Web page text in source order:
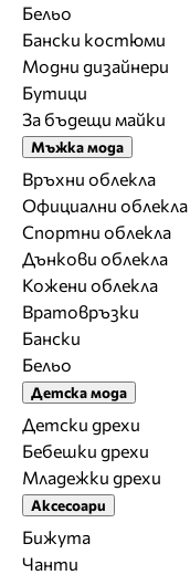
Бельо
Бански костюми
Модни дизайнери
Бутици
За бъдещи майки
Мъжка мода
Връхни облекла
Официални облекла
Спортни облекла
Дънкови облекла
Кожени облекла
Вратовръзки
Бански
Бельо
Детска мода
Детски дрехи
Бебешки дрехи
Младежки дрехи
Аксесоари
Бижута
Чанти